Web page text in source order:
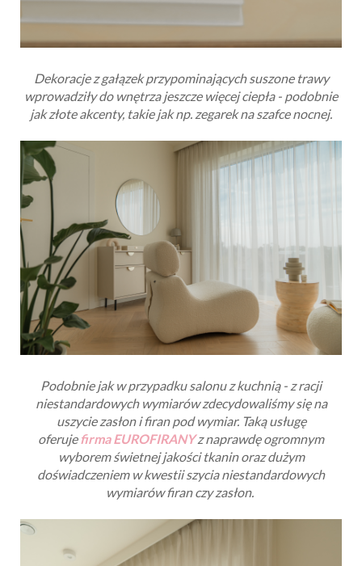
Dekoracje z gałązek przypominających suszone trawy
wprowadziły do wnętrza jeszcze więcej ciepła - podobnie
jak złote akcenty, takie jak np. zegarek na szafce nocnej.
Podobnie jak w przypadku salonu z kuchnią - z racji
niestandardowych wymiarówzdecydowaliśmy się na
uszycie zasłon i firan pod wymiar. Taką usługę
oferuje firma EUROFIRANYz naprawdę ogromnym
wyborem świetnej jakości tkanin oraz dużym
doświadczeniem w kwestii szycia niestandardowych
wymiarów firan czy zasłon.